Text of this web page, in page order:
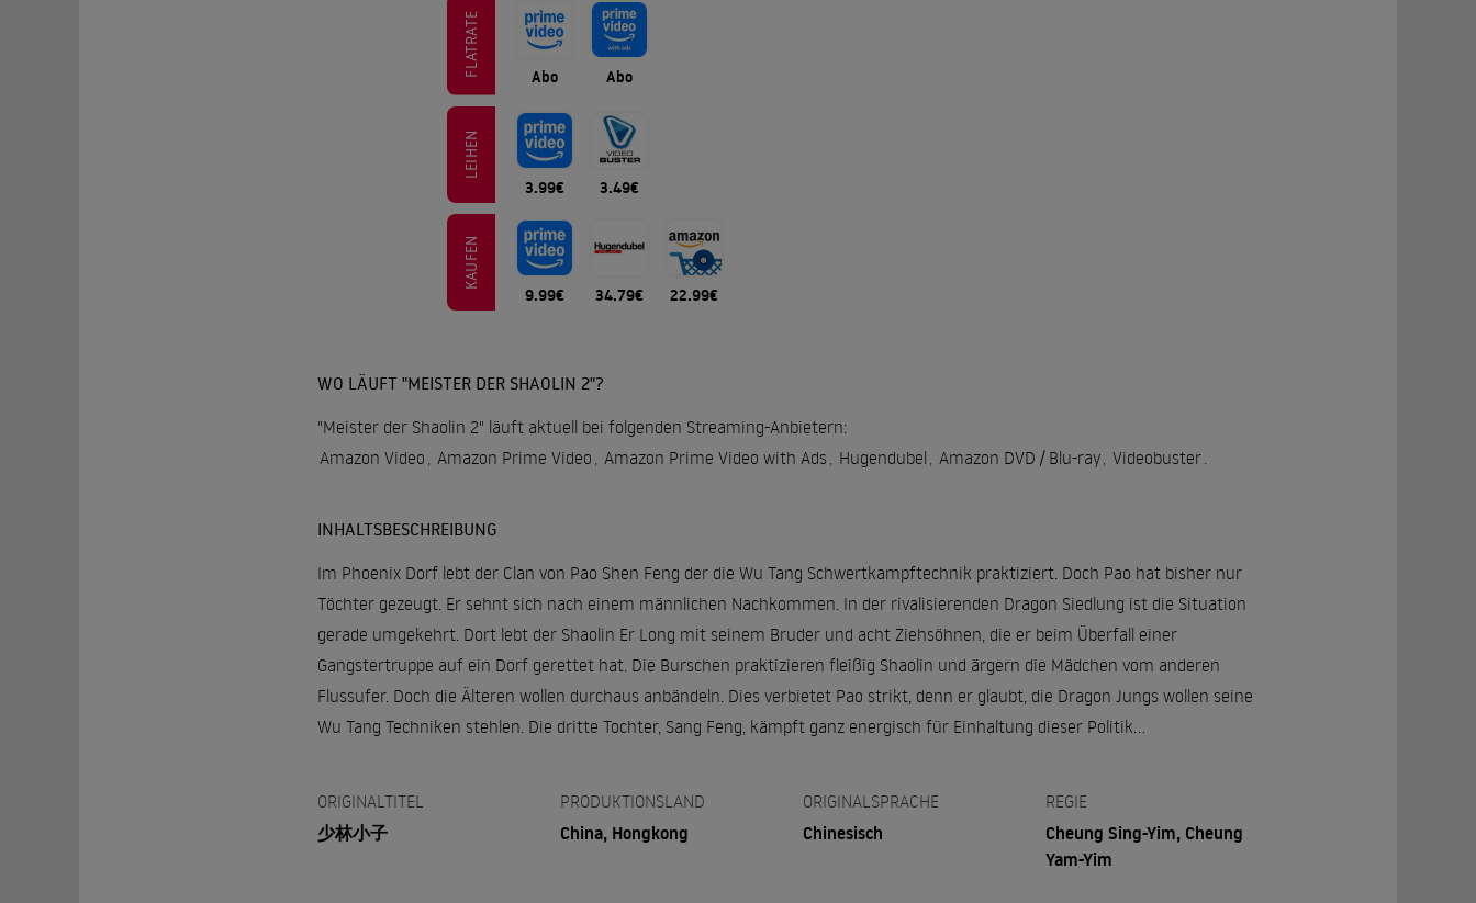
FLATRATE Abo Abo
LEIHEN
3.99€ 3.49€
KAUFEN
9.99€ 34.79€ 22.99€
WO LÄUFT "MEISTER DER SHAOLIN 2"?
"Meister der Shaolin 2" läuft aktuell bei folgenden Streaming-Anbietern:
Amazon Video
Amazon Prime Video Amazon Prime Video with Ads Hugendubel Amazon DVD / Blu-ray Videobuster
INHALTSBESCHREIBUNG
Im Phoenix Dorf lebt der Clan von Pao Shen Feng der die Wu Tang Schwertkampftechnik praktiziert. Doch Pao hat bisher nur
Töchter gezeugt. Er sehnt sich nach einem männlichen Nachkommen. In der rivalisierenden Dragon Siedlung ist die Situation
gerade umgekehrt. Dort lebt der Shaolin Er Long mit seinem Bruder und acht Ziehsöhnen, die er beim Überfall einer
Gangstertruppe auf ein Dorf gerettet hat. Die Burschen praktizieren fleißig Shaolin und ärgern die Mädchen vom anderen
Flussufer. Doch die Älteren wollen durchaus anbändeln. Dies verbietet Pao strikt, denn er glaubt, die Dragon Jungs wollen seine
Wu Tang Techniken stehlen. Die dritte Tochter, Sang Feng, kämpft ganz energisch für Einhaltung dieser Politik…
ORIGINALTITEL
少林小子
PRODUKTIONSLAND
China, Hongkong
ORIGINALSPRACHE
Chinesisch
REGIE
Cheung Sing-Yim, Cheung
Yam-Yim